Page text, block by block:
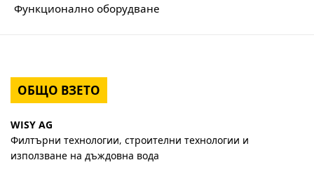
Функционално оборудване
ОБЩО ВЗЕТО
WISY AG
Филтърни технологии, строителни технологии и
използване на дъждовна вода